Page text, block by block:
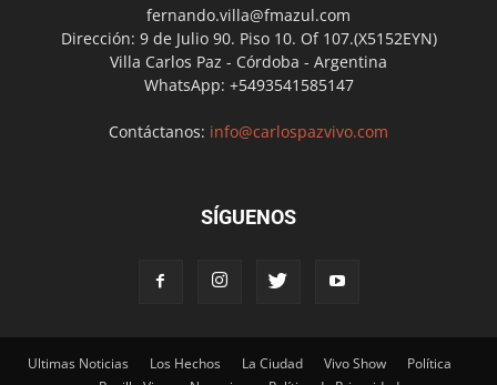
fernando.villa@fmazul.com
Dirección: 9 de Julio 90. Piso 10. Of 107.(X5152EYN)
Villa Carlos Paz - Córdoba - Argentina
WhatsApp: +5493541585147
Contáctanos: info@carlospazvivo.com
SÍGUENOS
Ultimas Noticias Los Hechos La Ciudad Vivo Show
Política